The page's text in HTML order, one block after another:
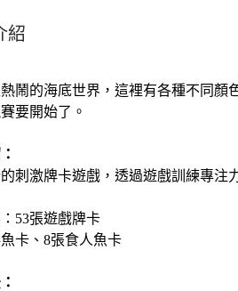
紹
鬧的海底世界，這裡有各種不同顏
要開始了。
刺激牌卡遊戲，透過遊戲訓練專注
53張遊戲牌卡
卡、8張食人魚卡